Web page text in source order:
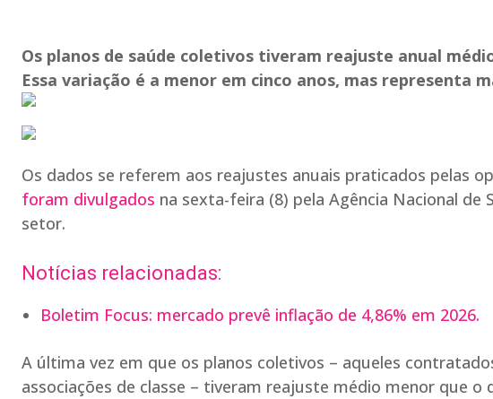
Os planos de saúde coletivos tiveram reajuste anual
Essa variação é a menor em cinco anos, mas representa
Os dados se referem aos reajustes anuais praticados pelas
foram divulgados na sexta-feira (8) pela Agência Nacional
setor.
Notícias relacionadas:
Boletim Focus: mercado prevê inflação de 4,86% em 2026.
A última vez em que os planos coletivos – aqueles
associações de classe – tiveram reajuste médio menor que